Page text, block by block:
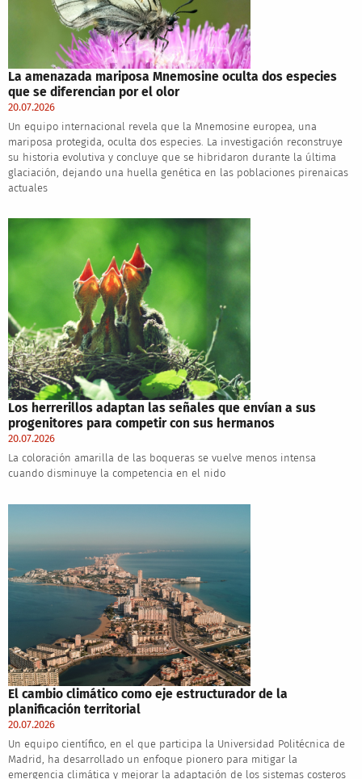
La amenazada mariposa Mnemosine oculta dos especies
que se diferencian por el olor
20.07.2026
Un equipo internacional revela que la Mnemosine europea, una
mariposa protegida, oculta dos especies. La investigación reconstruye
su historia evolutiva y concluye que se hibridaron durante la última
glaciación, dejando una huella genética en las poblaciones pirenaicas
actuales
Los herrerillos adaptan las señales que envían a sus
progenitores para competir con sus hermanos
20.07.2026
La coloración amarilla de las boqueras se vuelve menos intensa
cuando disminuye la competencia en el nido
El cambio climático como eje estructurador de la
planificación territorial
20.07.2026
Un equipo científico, en el que participa la Universidad Politécnica de
Madrid, ha desarrollado un enfoque pionero para mitigar la
emergencia climática y mejorar la adaptación de los sistemas costeros